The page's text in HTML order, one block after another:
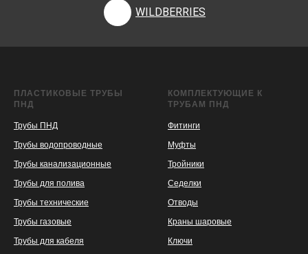
WILDBERRIES
ПЛАСТИКОВЫЕ ТРУБЫ
ПНД
Трубы ПНД
Трубы водопроводные
Трубы канализационные
Трубы для полива
Трубы технические
Трубы газовые
Трубы для кабеля
КОМПЛЕКТУЮЩИЕ К
ТРУБАМ ПНД
Фитинги
Муфты
Тройники
Седелки
Отводы
Краны шаровые
Ключи